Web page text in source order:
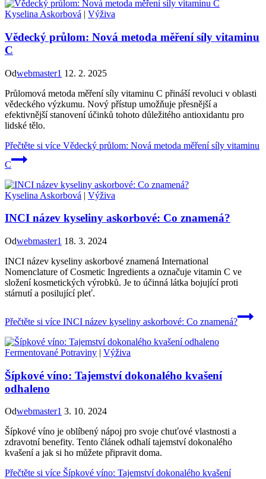
Kyselina Askorbová | Výživa
Vědecký průlom: Nová metoda měření síly vitaminu
C
Odwebmaster1 12. 2. 2025
Průlomová metoda měření síly vitaminu C přináší revoluci v oblasti
vědeckého výzkumu. Nový přístup umožňuje přesnější a
efektivnější stanovení účinků tohoto důležitého antioxidantu pro
lidské tělo.
Přečtěte si více Vědecký průlom: Nová metoda měření síly vitaminu
C
Kyselina Askorbová | Výživa
INCI název kyseliny askorbové: Co znamená?
Odwebmaster1 18. 3. 2024
INCI název kyseliny askorbové znamená International
Nomenclature of Cosmetic Ingredients a označuje vitamin C ve
složení kosmetických výrobků. Je to účinná látka bojující proti
stárnutí a posilující pleť.
Přečtěte si více INCI název kyseliny askorbové: Co znamená?
Fermentované Potraviny | Výživa
Šípkové víno: Tajemství dokonalého kvašení
odhaleno
Odwebmaster1 3. 10. 2024
Šípkové víno je oblíbený nápoj pro svoje chuťové vlastnosti a
zdravotní benefity. Tento článek odhalí tajemství dokonalého
kvašení a jak si ho můžete připravit doma.
Přečtěte si více Šípkové víno: Tajemství dokonalého kvašení